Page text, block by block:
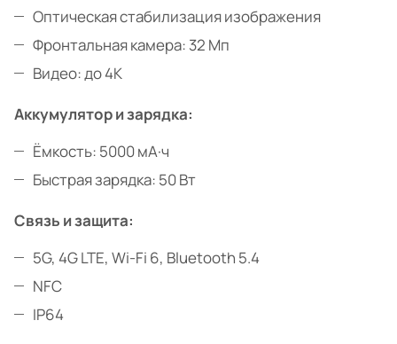
Оптическая стабилизация изображения
Фронтальная камера: 32 Мп
Видео: до 4K
Аккумулятор и зарядка:
Ёмкость: 5000 мА·ч
Быстрая зарядка: 50 Вт
Связь и защита:
5G, 4G LTE, Wi-Fi 6, Bluetooth 5.4
NFC
IP64